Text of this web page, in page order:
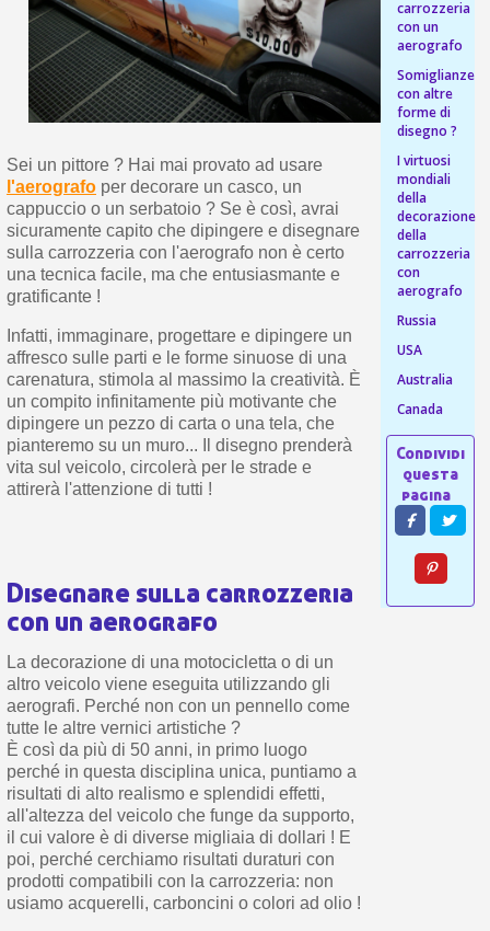
Sei un pittore ? Hai mai provato ad usare
l'aerografoper decorare un casco, un
cappuccio o un serbatoio ? Se è così, avrai
sicuramente capito che dipingere e disegnare
sulla carrozzeria con l'aerografo non è certo
una tecnica facile, ma che entusiasmante e
gratificante !
Infatti, immaginare, progettare e dipingere un
affresco sulle parti e le forme sinuose di una
carenatura, stimola al massimo la creatività. È
un compito infinitamente più motivante che
dipingere un pezzo di carta o una tela, che
pianteremo su un muro... Il disegno prenderà
vita sul veicolo, circolerà per le strade e
attirerà l'attenzione di tutti !
Disegnare sulla carrozzeria
con un aerografo
La decorazione di una motocicletta o di un
altro veicolo viene eseguita utilizzando gli
aerografi. Perché non con un pennello come
tutte le altre vernici artistiche ?
È così da più di 50 anni, in primo luogo
perché in questa disciplina unica, puntiamo a
risultati di alto realismo e splendidi effetti,
all'altezza del veicolo che funge da supporto,
il cui valore è di diverse migliaia di dollari ! E
poi, perché cerchiamo risultati duraturi con
prodotti compatibili con la carrozzeria: non
usiamo acquerelli, carboncini o colori ad olio !
carrozzeria
con un
aerografo
Somiglianze
con altre
forme di
disegno ?
I virtuosi
mondiali
della
decorazione
della
carrozzeria
con
aerografo
Russia
USA
Australia
Canada